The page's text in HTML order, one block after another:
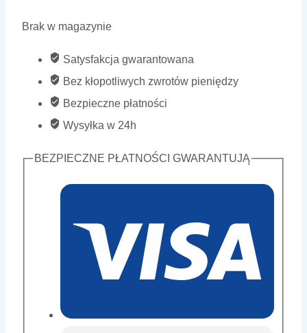
Brak w magazynie
Satysfakcja gwarantowana
Bez kłopotliwych zwrotów pieniędzy
Bezpieczne płatności
Wysyłka w 24h
BEZPIECZNE PŁATNOŚCI GWARANTUJĄ